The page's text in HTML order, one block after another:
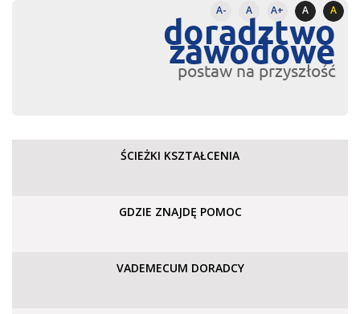
A- A A+ A A
doradztwo
zawodowe
postaw na przyszłość
ŚCIEŻKI KSZTAŁCENIA
GDZIE ZNAJDĘ POMOC
VADEMECUM DORADCY